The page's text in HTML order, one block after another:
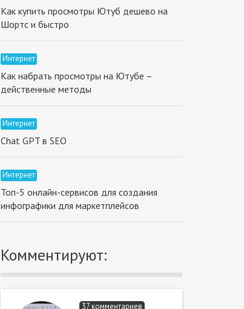
Как купить просмотры Ютуб дешево на
Шортс и быстро
Интернет
Как набрать просмотры на Ютубе –
действенные методы
Интернет
Chat GPT в SEO
Интернет
Топ-5 онлайн-сервисов для создания
инфографики для маркетплейсов
Комментируют:
37 комментариев